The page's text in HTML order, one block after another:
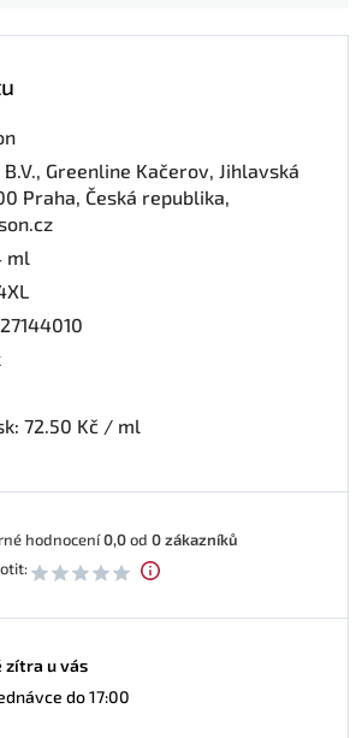
Greenline Kačerov, Jihlavská
Praha, Česká republika,
ml
72.50 Kč / ml
hodnocení0,0od 0zákazníků
zítra u vás
do 17:00